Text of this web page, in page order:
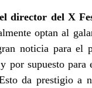
el director del X
optan al
noticia para el
y por supuesto
da prestigio a